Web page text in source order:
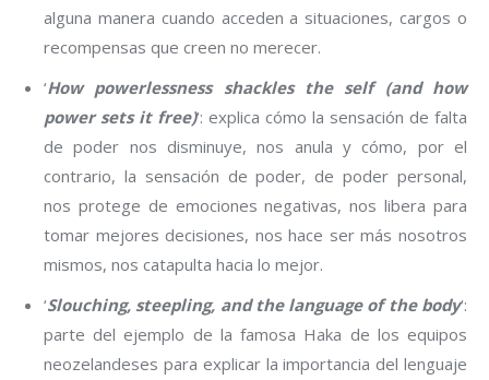
alguna manera cuando acceden a situaciones, cargos o
recompensas que creen no merecer.
‘How powerlessness shackles the self (and how
power sets it free)‘: explica cómo la sensación de falta
de poder nos disminuye, nos anula y cómo, por el
contrario, la sensación de poder, de poder personal,
nos protege de emociones negativas, nos libera para
tomar mejores decisiones, nos hace ser más nosotros
mismos, nos catapulta hacia lo mejor.
‘Slouching, steepling, and the language of the body‘:
parte del ejemplo de la famosa Haka de los equipos
neozelandeses para explicar la importancia del lenguaje